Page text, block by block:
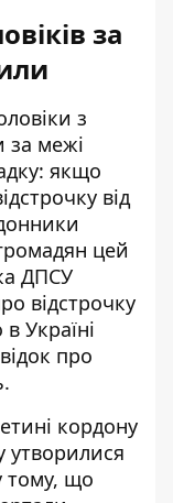
за
з
за межі
якщо
від
цей
ДПСУ
відстрочку
Україні
про
кордону
утворилися
тому, що